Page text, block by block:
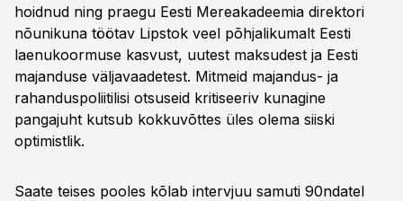
hoidnud ning praegu Eesti Mereakadeemia direktori
nõunikuna töötav Lipstok veel põhjalikumalt Eesti
laenukoormuse kasvust, uutest maksudest ja Eesti
majanduse väljavaadetest. Mitmeid majandus- ja
rahanduspoliitilisi otsuseid kritiseeriv kunagine
pangajuht kutsub kokkuvõttes üles olema siiski
optimistlik.
Saate teises pooles kõlab intervjuu samuti 90ndatel